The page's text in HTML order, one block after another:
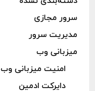
سرور مجازی
مدیریت سرور
میزبانی وب
امنیت میزبانی وب
دایرکت ادمین